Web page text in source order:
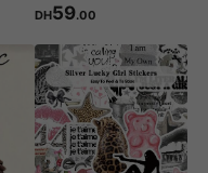
DH59.00